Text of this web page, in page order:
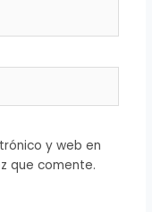
y web en
que comente.